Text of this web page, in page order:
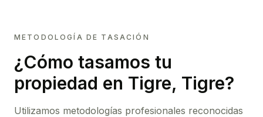
METODOLOGÍA DE TASACIÓN
¿Cómo tasamos tu
propiedad en Tigre, Tigre?
Utilizamos metodologías profesionales reconocidas